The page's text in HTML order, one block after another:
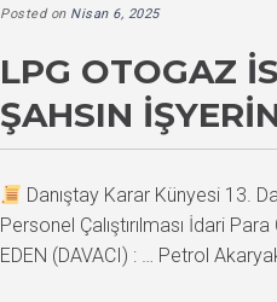
Posted on Nisan 6, 2025
LPG OTOGAZ
ŞAHSIN
Danıştay Karar Künyesi 13.
Personel Çalıştırılması İdari
EDEN (DAVACI) : … Petrol